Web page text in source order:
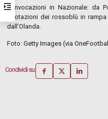
convocazioni in Nazionale: da
quotazioni dei rossoblù in
dall’Olanda.
Foto: Getty Images (via
Condividi su: